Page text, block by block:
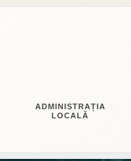
ADMINISTRAȚIA
LOCALĂ